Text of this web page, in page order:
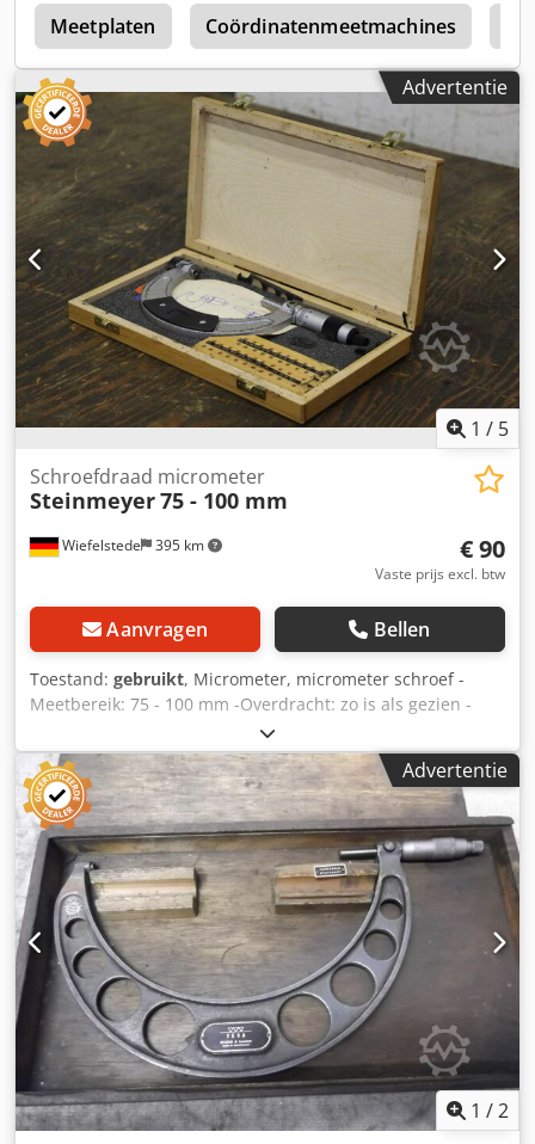
Meetplaten Coördinatenmeetmachines
Advertentie
1 / 5
Wiefelstede 395 km
Schroefdraad micrometer
Steinmeyer75 - 100 mm
€ 90
Vaste prijs excl. btw
Aanvragen Bellen
Toestand: gebruikt, Micrometer, micrometer schroef -
Meetbereik: 75 - 100 mm -Overdracht: zo is als gezien -
Accessoires: ontbreekt, zie foto -andere maten:
beschikbaar -Afmetingen doos: 265/145/H30 mm -Totaal
gewicht: 0,7 kg Crsdpfsfn Am Tsx Adpjf
Advertentie
1 /2